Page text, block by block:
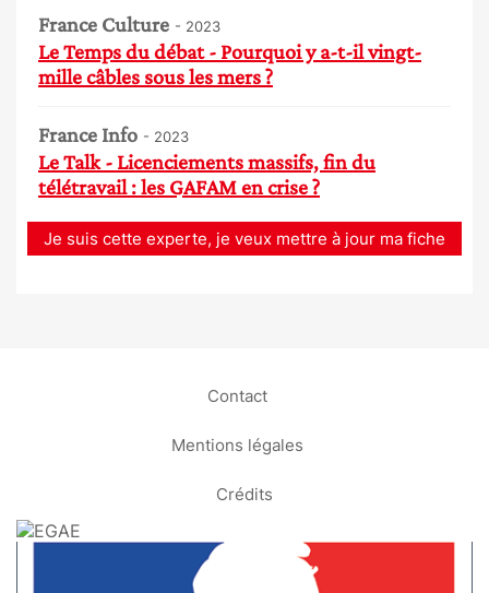
France Culture - 2023
Le Temps du débat - Pourquoi y a-t-il vingt-
mille câbles sous les mers ?
France Info - 2023
Le Talk - Licenciements massifs, fin du
télétravail : les GAFAM en crise ?
Je suis cette experte, je veux mettre à jour ma fiche
Contact
Mentions légales
Crédits